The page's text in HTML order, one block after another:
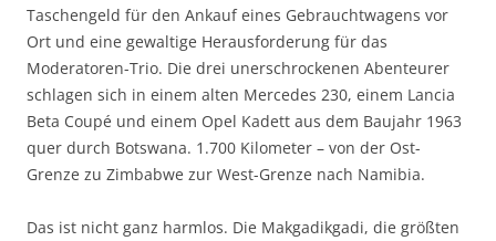
Taschengeld für den Ankauf eines Gebrauchtwagens vor
Ort und eine gewaltige Herausforderung für das
Moderatoren-Trio. Die drei unerschrockenen Abenteurer
schlagen sich in einem alten Mercedes 230, einem Lancia
Beta Coupé und einem Opel Kadett aus dem Baujahr 1963
quer durch Botswana. 1.700 Kilometer – von der Ost-
Grenze zu Zimbabwe zur West-Grenze nach Namibia.
Das ist nicht ganz harmlos. Die Makgadikgadi, die größten